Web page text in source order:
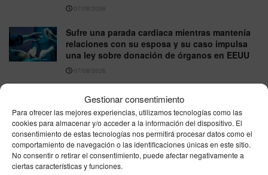
Gestionar consentimiento
Para ofrecer las mejores experiencias, utilizamos tecnologías como las
cookies para almacenar y/o acceder a la información del dispositivo. El
consentimiento de estas tecnologías nos permitirá procesar datos como el
comportamiento de navegación o las identificaciones únicas en este sitio.
No consentir o retirar el consentimiento, puede afectar negativamente a
ciertas características y funciones.
07/08/2026
Sufre una parada cardiaca mientras mantenía
relaciones con su esposa y su caso impulsa
una ley sobre donación de órganos en EEUU
07/08/2026
Tiroteo en un instituto de Tailandia deja al
menos seis muertos y 15 heridos
07/08/2026
Fans de Rosalía corean “la patria no se vende”
en Buenos Aires durante el debate por la
compra de tierras